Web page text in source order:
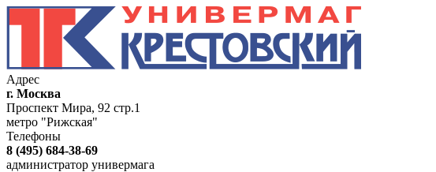
Адрес
г. Москва
Проспект Мира, 92 стр.1
метро "Рижская"
Телефоны
8 (495) 684-38-69
администратор универмага